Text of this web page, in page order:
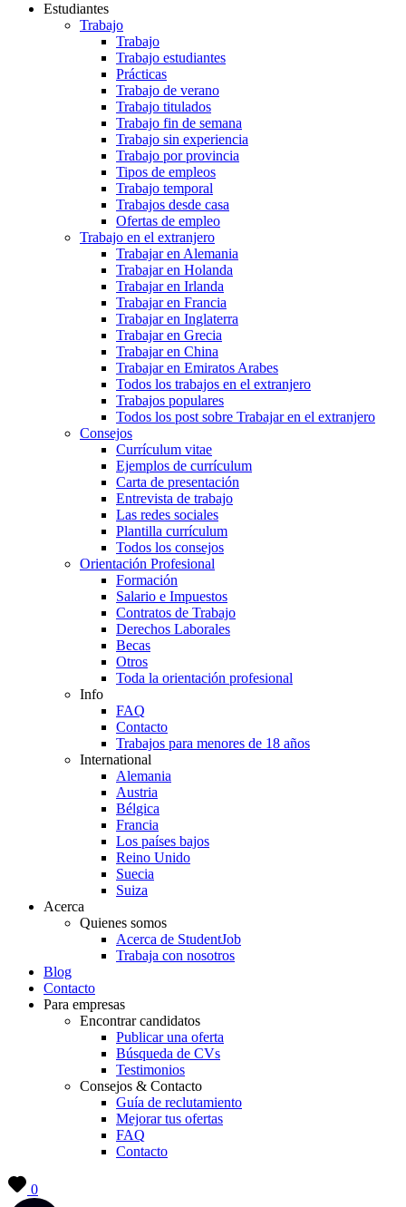
Estudiantes
Trabajo
Trabajo
Trabajo estudiantes
Prácticas
Trabajo de verano
Trabajo titulados
Trabajo fin de semana
Trabajo sin experiencia
Trabajo por provincia
Tipos de empleos
Trabajo temporal
Trabajos desde casa
Ofertas de empleo
Trabajo en el extranjero
Trabajar en Alemania
Trabajar en Holanda
Trabajar en Irlanda
Trabajar en Francia
Trabajar en Inglaterra
Trabajar en Grecia
Trabajar en China
Trabajar en Emiratos Arabes
Todos los trabajos en el extranjero
Trabajos populares
Todos los post sobre Trabajar en el extranjero
Consejos
Currículum vitae
Ejemplos de currículum
Carta de presentación
Entrevista de trabajo
Las redes sociales
Plantilla currículum
Todos los consejos
Orientación Profesional
Formación
Salario e Impuestos
Contratos de Trabajo
Derechos Laborales
Becas
Otros
Toda la orientación profesional
Info
FAQ
Contacto
Trabajos para menores de 18 años
International
Alemania
Austria
Bélgica
Francia
Los países bajos
Reino Unido
Suecia
Suiza
Acerca
Quienes somos
Acerca de StudentJob
Trabaja con nosotros
Blog
Contacto
Para empresas
Encontrar candidatos
Publicar una oferta
Búsqueda de CVs
Testimonios
Consejos & Contacto
Guía de reclutamiento
Mejorar tus ofertas
FAQ
Contacto
0